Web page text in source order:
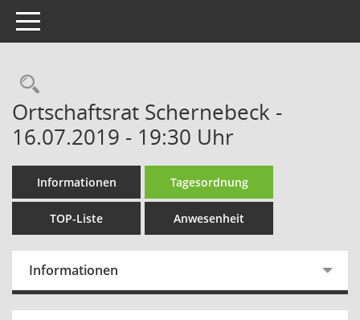
Toggle navigation
Rechercheauswahl
Ortschaftsrat Schernebeck -
16.07.2019 - 19:30 Uhr
Informationen Tagesordnung
TOP-Liste Anwesenheit
Informationen